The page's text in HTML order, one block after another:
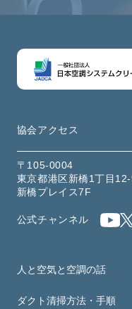
協会アクセス
〒105-0004
東京都港区新橋1丁目
新橋プレイス7F
公式チャンネル
人と空気と空調の話
ダクト清掃方法・手順